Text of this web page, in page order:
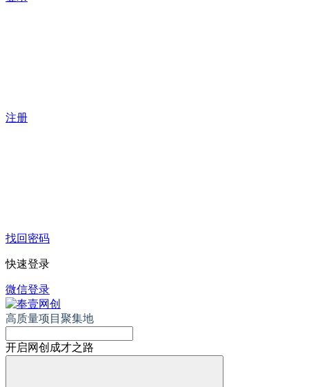
注册
找回密码
快速登录
微信登录
高质量项目聚集地
开启网创成才之路